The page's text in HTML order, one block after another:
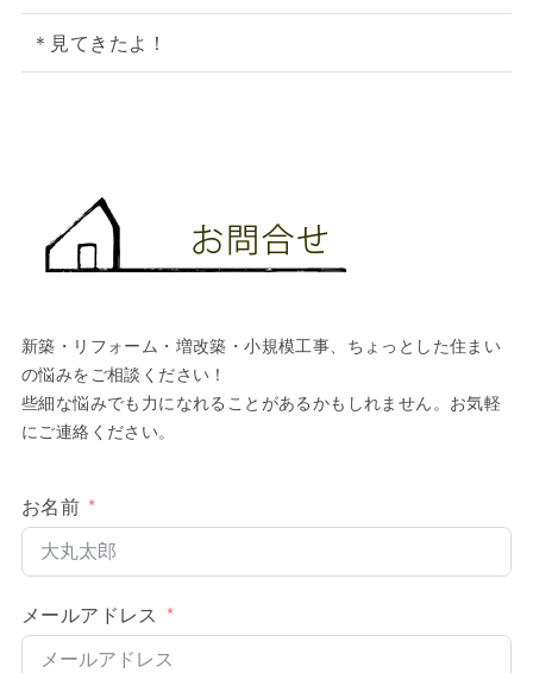
＊見てきたよ！
新築・リフォーム・増改築・小規模工事、ちょっとした住まい
の悩みをご相談ください！
些細な悩みでも力になれることがあるかもしれません。お気軽
にご連絡ください。
お名前
メールアドレス